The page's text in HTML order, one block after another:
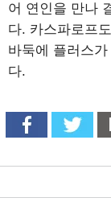
어 연인을 만나
다. 카스파로프
바둑에 플러스
다.